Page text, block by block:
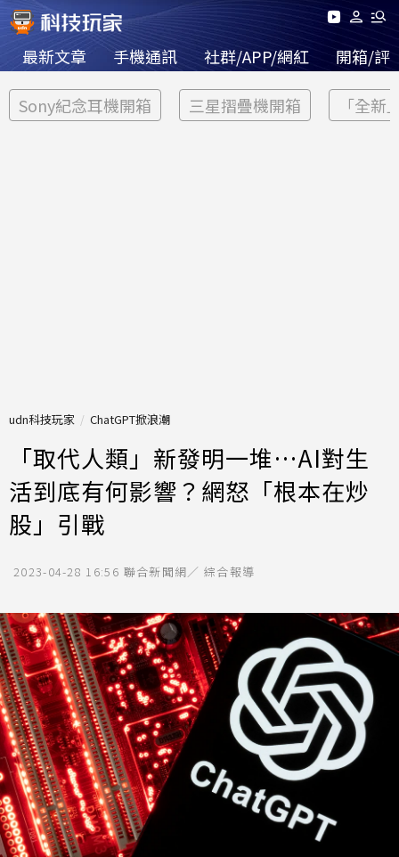
最新文章 手機通訊 社群/APP/網紅 開箱/評
Sony紀念耳機開箱 三星摺疊機開箱 「全新
udn科技玩家 ChatGPT掀浪潮
「取代人類」新發明一堆…AI對生
活到底有何影響？網怒「根本在炒
股」引戰
2023-04-28 16:56 聯合新聞網／ 綜合報導